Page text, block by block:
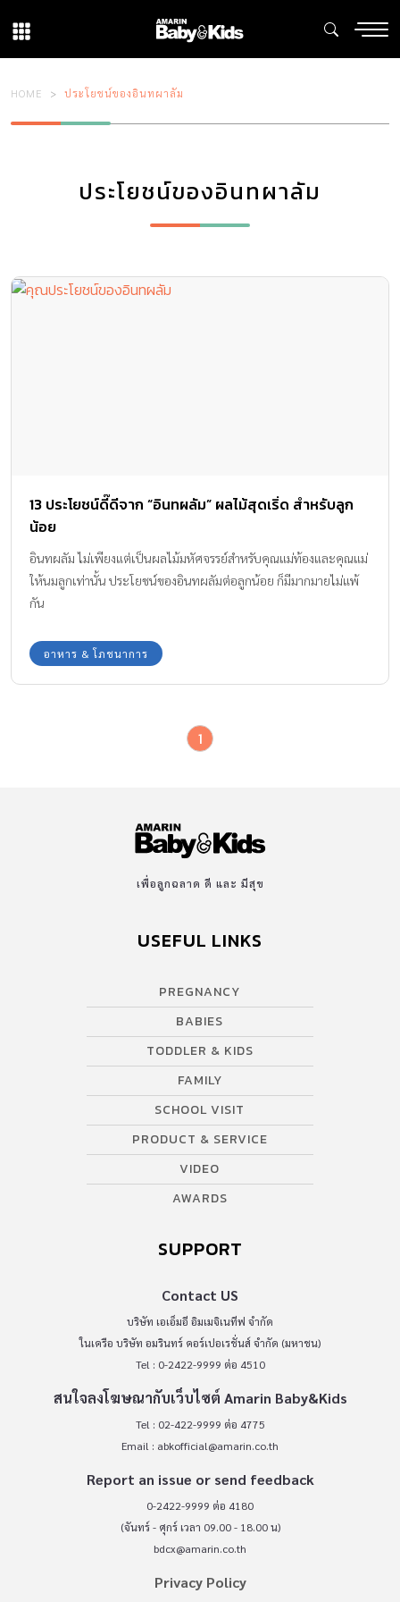
HOME ประโยชน์ของอินทผาลัม
ประโยชน์ของอินทผาลัม
13 ประโยชน์ดี๊ดีจาก “อินทผลัม” ผลไม้สุดเริ่ด สำหรับลูก
น้อย
อินทผลัม ไม่เพียงแต่เป็นผลไม้มหัศจรรย์สำหรับคุณแม่ท้องและคุณแม่
ให้นมลูกเท่านั้น ประโยชน์ของอินทผลัมต่อลูกน้อย ก็มีมากมายไม่แพ้
กัน
อาหาร & โภชนาการ
1
เพื่อลูกฉลาด ดี และ มีสุข
USEFUL LINKS
PREGNANCY
BABIES
TODDLER & KIDS
FAMILY
SCHOOL VISIT
PRODUCT & SERVICE
VIDEO
AWARDS
SUPPORT
Contact US
บริษัท เอเอ็มอี อิมเมจิเนทีฟ จำกัด
ในเครือ บริษัท อมรินทร์ คอร์เปอเรชั่นส์ จำกัด (มหาชน)
Tel : 0-2422-9999 ต่อ 4510
สนใจลงโฆษณากับเว็บไซต์ Amarin Baby&Kids
Tel : 02-422-9999 ต่อ 4775
Email : abkofficial@amarin.co.th
Report an issue or send feedback
0-2422-9999 ต่อ 4180
(จันทร์ - ศุกร์ เวลา 09.00 - 18.00 น)
bdcx@amarin.co.th
Privacy Policy